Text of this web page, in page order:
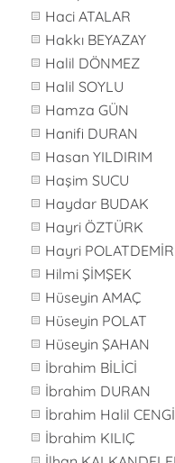
Haci ATALAR
Hakkı BEYAZAY
Halil DÖNMEZ
Halil SOYLU
Hamza GÜN
Hanifi DURAN
Hasan YILDIRIM
Haşim SUCU
Haydar BUDAK
Hayri ÖZTÜRK
Hayri POLATDEMİR
Hilmi ŞİMŞEK
Hüseyin AMAÇ
Hüseyin POLAT
Hüseyin ŞAHAN
İbrahim BİLİCİ
İbrahim DURAN
İbrahim Halil
İbrahim KILIÇ